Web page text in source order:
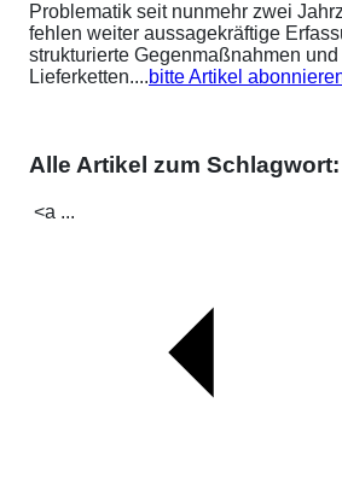
Problematik seit nunmehr zwei
fehlen weiter aussagekräftige
strukturierte Gegenmaßnahmen
Lieferketten....bitte Artikel
Alle Artikel zum Schlagwort:
<a ...